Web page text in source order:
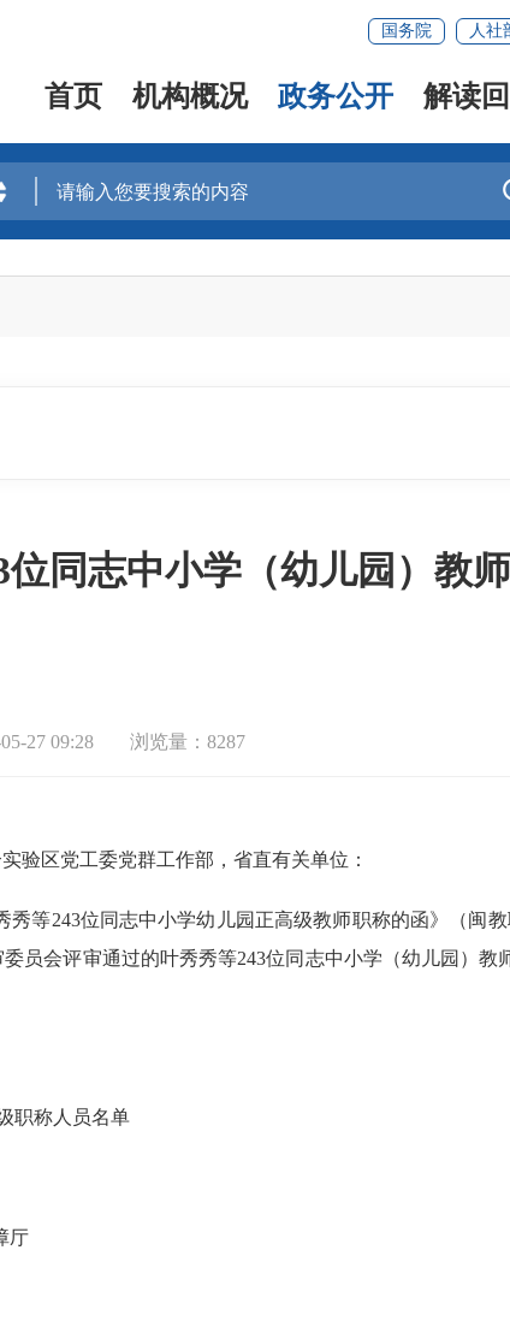
国务院 人社
首页 机构概况 政务公开 解读
同志中小学（幼儿园）教
27 09:28 浏览量：8287
验区党工委党群工作部，省直有关单位 ：
秀等243位同志中小学幼儿园正高级教师职称的函》（闽
员会评审通过的叶秀秀等243位同志中小学（幼儿园）教
职称人员名单